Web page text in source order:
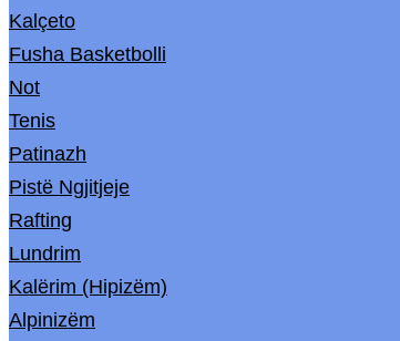
Kalçeto
Fusha Basketbolli
Not
Tenis
Patinazh
Pistë Ngjitjeje
Rafting
Lundrim
Kalërim (Hipizëm)
Alpinizëm